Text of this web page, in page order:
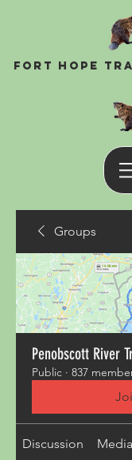
Fort Hope
Groups
Penobscott River
Public · 837
Discussion Media